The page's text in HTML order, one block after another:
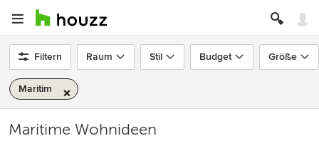
Filtern Raum Stil Budget Größe
Maritim
Maritime Wohnideen